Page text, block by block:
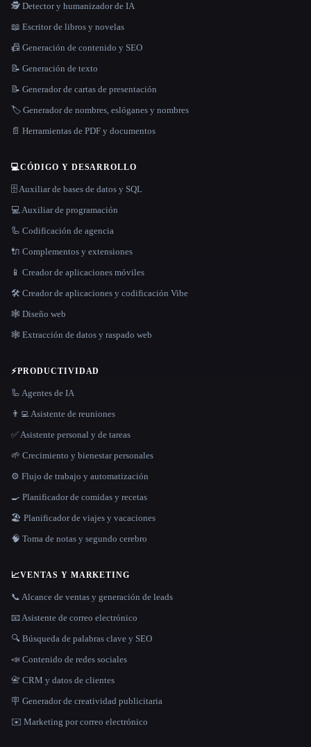
🕵️ Detector y humanizador de IA
📖 Escritor de libros y novelas
📠 Generación de contenido y SEO
📝 Generación de texto
📝 Generador de cartas de presentación
🏷️ Generador de nombres, eslóganes y nombres
📄 Herramientas de PDF y documentos
💻CÓDIGO Y DESARROLLO
🗄️ Auxiliar de bases de datos y SQL
💻 Auxiliar de programación
🦾 Codificación de agencia
🔌 Complementos y extensiones
📱 Creador de aplicaciones móviles
🛠️ Creador de aplicaciones y codificación Vibe
🕸 Diseño web
🕸️ Extracción de datos y raspado web
⚡PRODUCTIVIDAD
🦾 Agentes de IA
👨‍💻 Asistente de reuniones
✅ Asistente personal y de tareas
🌱 Crecimiento y bienestar personales
⚙️ Flujo de trabajo y automatización
🍳 Planificador de comidas y recetas
🏖 Planificador de viajes y vacaciones
🧠 Toma de notas y segundo cerebro
📈VENTAS Y MARKETING
📞 Alcance de ventas y generación de leads
📧 Asistente de correo electrónico
🔍 Búsqueda de palabras clave y SEO
📣 Contenido de redes sociales
📇 CRM y datos de clientes
🪧 Generador de creatividad publicitaria
✉️ Marketing por correo electrónico